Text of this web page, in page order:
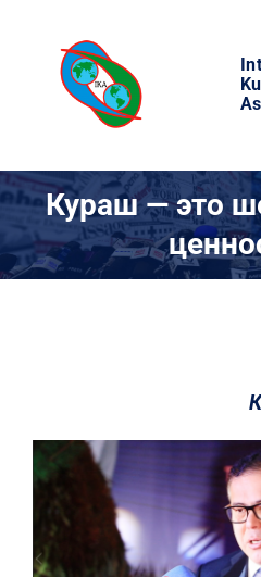
content
МИР КУРАША
РЕЗУЛЬТАТЫ
КОНТАКТЫ
Кураш — это